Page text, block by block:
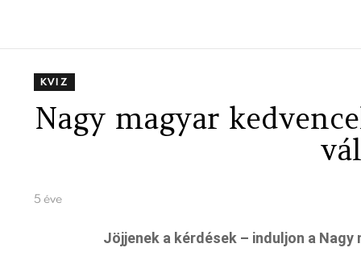
KVIZ
Nagy magyar
5 éve
Jöjjenek a kérdések – induljon a Nagy